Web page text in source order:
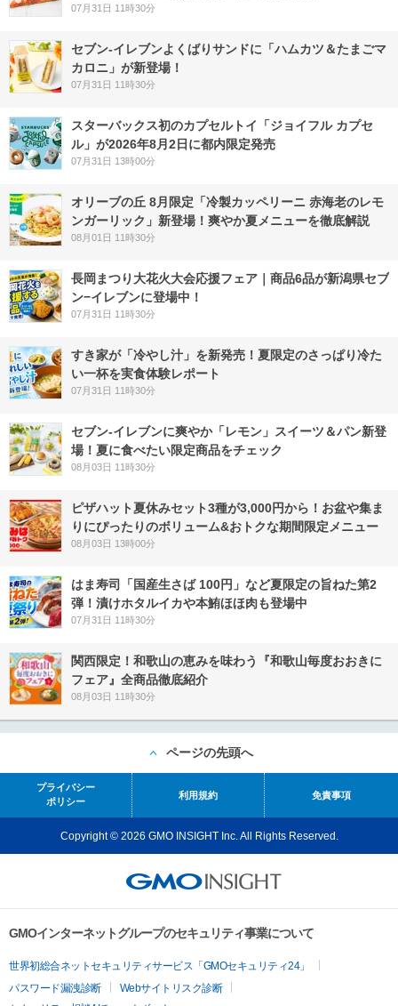
07月31日 11時30分
セブン‐イレブンよくばりサンドに「ハムカツ＆たまごマ
カロニ」が新登場！
07月31日 11時30分
スターバックス初のカプセルトイ「ジョイフル カプセ
ル」が2026年8月2日に都内限定発売
07月31日 13時00分
オリーブの丘 8月限定「冷製カッペリーニ 赤海老のレモ
ンガーリック」新登場！爽やか夏メニューを徹底解説
08月01日 11時30分
長岡まつり大花火大会応援フェア｜商品6品が新潟県セブ
ン−イレブンに登場中！
07月31日 11時30分
すき家が「冷やし汁」を新発売！夏限定のさっぱり冷た
い一杯を実食体験レポート
07月31日 11時30分
セブン‐イレブンに爽やか「レモン」スイーツ＆パン新登
場！夏に食べたい限定商品をチェック
08月03日 11時30分
ピザハット夏休みセット3種が3,000円から！お盆や集ま
りにぴったりのボリューム&おトクな期間限定メニュー
08月03日 13時00分
はま寿司「国産生さば 100円」など夏限定の旨ねた第2
弾！漬けホタルイカや本鮪ほほ肉も登場中
07月31日 11時30分
関西限定！和歌山の恵みを味わう『和歌山毎度おおきに
フェア』全商品徹底紹介
08月03日 11時30分
ページの先頭へ
プライバシー
ポリシー
利用規約 免責事項
Copyright © 2026 GMO INSIGHT Inc. All Rights Reserved.
GMOインターネットグループのセキュリティ事業について
世界初総合ネットセキュリティサービス「GMOセキュリティ24」
パスワード漏洩診断
Webサイトリスク診断